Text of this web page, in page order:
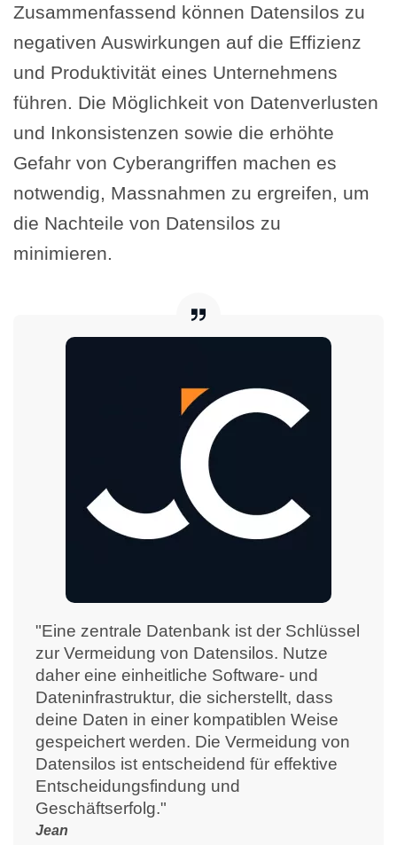
Zusammenfassend können Datensilos zu
negativen Auswirkungen auf die Effizienz
und Produktivität eines Unternehmens
führen. Die Möglichkeit von Datenverlusten
und Inkonsistenzen sowie die erhöhte
Gefahr von Cyberangriffen machen es
notwendig, Massnahmen zu ergreifen, um
die Nachteile von Datensilos zu
minimieren.
"Eine zentrale Datenbank ist der Schlüssel
zur Vermeidung von Datensilos. Nutze
daher eine einheitliche Software- und
Dateninfrastruktur, die sicherstellt, dass
deine Daten in einer kompatiblen Weise
gespeichert werden. Die Vermeidung von
Datensilos ist entscheidend für effektive
Entscheidungsfindung und
Geschäftserfolg."
Jean